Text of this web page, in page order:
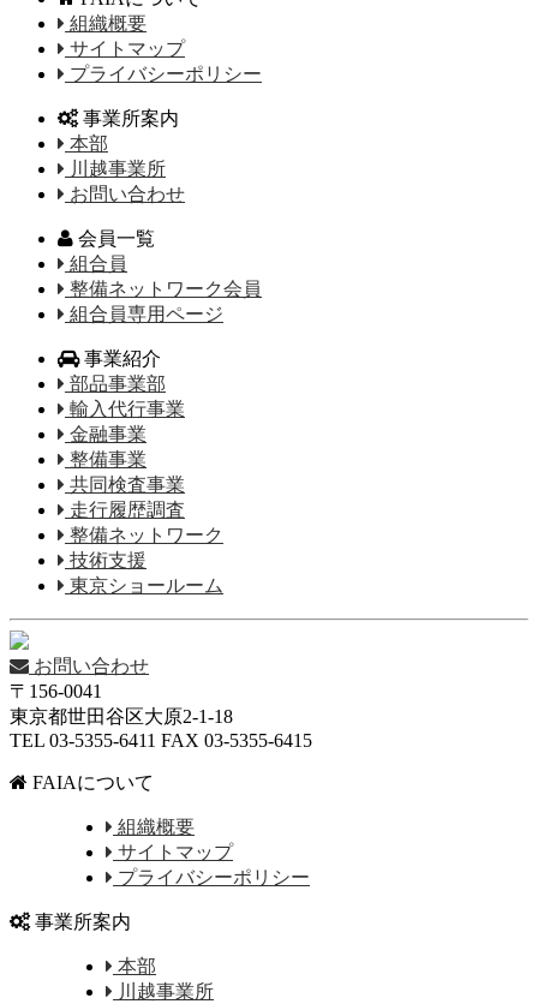
組織概要
サイトマップ
プライバシーポリシー
事業所案内
本部
川越事業所
お問い合わせ
会員一覧
組合員
整備ネットワーク会員
組合員専用ページ
事業紹介
部品事業部
輸入代行事業
金融事業
整備事業
共同検査事業
走行履歴調査
整備ネットワーク
技術支援
東京ショールーム
お問い合わせ
〒156-0041
東京都世田谷区大原2-1-18
TEL 03-5355-6411 FAX 03-5355-6415
FAIAについて
組織概要
サイトマップ
プライバシーポリシー
事業所案内
本部
川越事業所